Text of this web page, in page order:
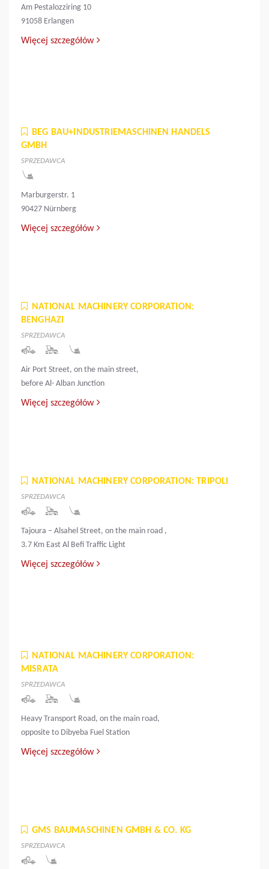
Am Pestalozziring 10
91058 Erlangen
Więcej szczegółów
BEG BAU+INDUSTRIEMASCHINEN HANDELS
GMBH
SPRZEDAWCA
Marburgerstr. 1
90427 Nürnberg
Więcej szczegółów
NATIONAL MACHINERY CORPORATION:
BENGHAZI
SPRZEDAWCA
Air Port Street, on the main street,
before Al- Alban Junction
Więcej szczegółów
NATIONAL MACHINERY CORPORATION: TRIPOLI
SPRZEDAWCA
Tajoura – Alsahel Street, on the main road ,
3.7 Km East Al Befi Traffic Light
Więcej szczegółów
NATIONAL MACHINERY CORPORATION:
MISRATA
SPRZEDAWCA
Heavy Transport Road, on the main road,
opposite to Dibyeba Fuel Station
Więcej szczegółów
GMS BAUMASCHINEN GMBH & CO. KG
SPRZEDAWCA